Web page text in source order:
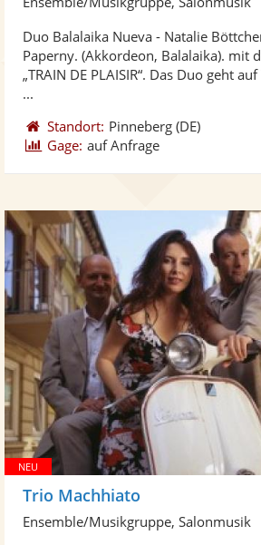
Duo Balalaika Nueva - Natalie
Paperny. (Akkordeon, Balalaika). mit
„TRAIN DE PLAISIR“. Das Duo geht
...
Standort: Pinneberg (DE)
Gage: auf Anfrage
Trio Machhiato
Ensemble/Musikgruppe, Salonmusik